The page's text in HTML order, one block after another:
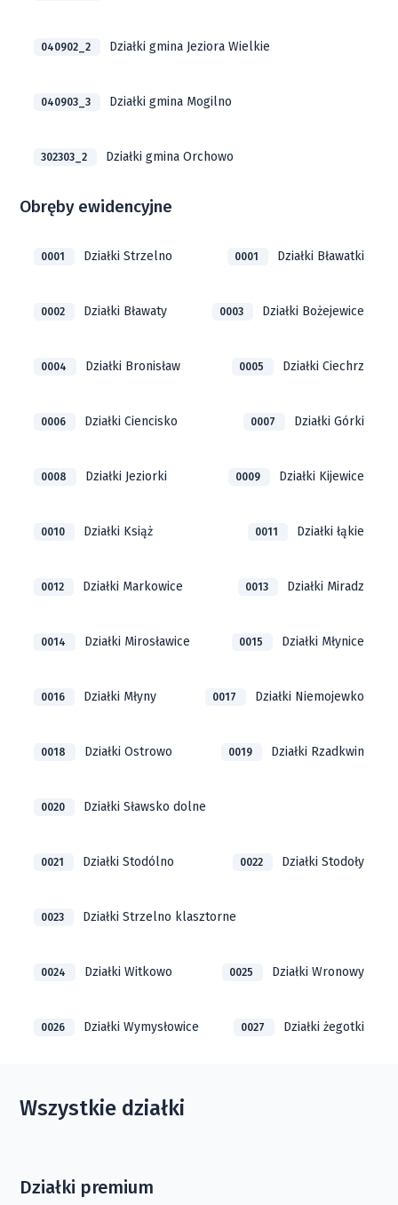
040902_2 Działki gmina Jeziora Wielkie
040903_3 Działki gmina Mogilno
302303_2 Działki gmina Orchowo
Obręby ewidencyjne
0001 Działki Strzelno 0001 Działki Bławatki
0002 Działki Bławaty 0003 Działki Bożejewice
0004 Działki Bronisław 0005 Działki Ciechrz
0006 Działki Ciencisko 0007 Działki Górki
0008 Działki Jeziorki 0009 Działki Kijewice
0010 Działki Książ 0011 Działki łąkie
0012 Działki Markowice 0013 Działki Miradz
0014 Działki Mirosławice 0015 Działki Młynice
0016 Działki Młyny 0017 Działki Niemojewko
0018 Działki Ostrowo 0019 Działki Rzadkwin
0020 Działki Sławsko dolne
0021 Działki Stodólno 0022 Działki Stodoły
0023 Działki Strzelno klasztorne
0024 Działki Witkowo 0025 Działki Wronowy
0026 Działki Wymysłowice 0027 Działki żegotki
Wszystkie działki
Działki premium